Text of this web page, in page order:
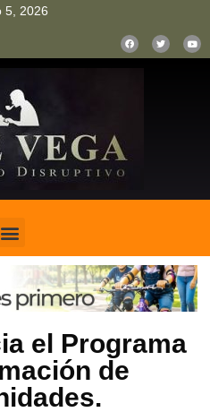
5, 2026
el Programa
de